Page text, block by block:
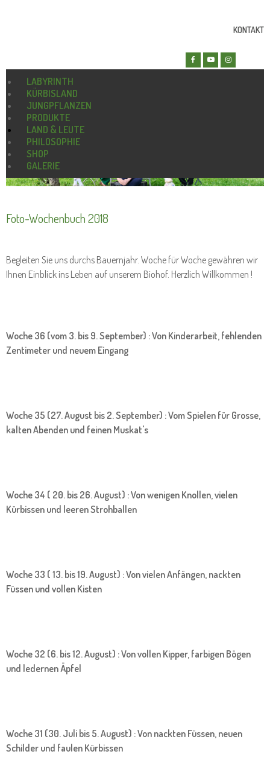
KONTAKT
LABYRINTH
KÜRBISLAND
JUNGPFLANZEN
PRODUKTE
LAND & LEUTE
PHILOSOPHIE
SHOP
GALERIE
Foto-Wochenbuch 2018
Begleiten Sie uns durchs Bauernjahr. Woche für Woche gewähren wir
Ihnen Einblick ins Leben auf unserem Biohof. Herzlich Willkommen !
Woche 36 (vom 3. bis 9. September) : Von Kinderarbeit, fehlenden
Zentimeter und neuem Eingang
Woche 35 (27. August bis 2. September) : Vom Spielen für Grosse,
kalten Abenden und feinen Muskat's
Woche 34 ( 20. bis 26. August) : Von wenigen Knollen, vielen
Kürbissen und leeren Strohballen
Woche 33 ( 13. bis 19. August) : Von vielen Anfängen, nackten
Füssen und vollen Kisten
Woche 32 (6. bis 12. August) : Von vollen Kipper, farbigen Bögen
und ledernen Äpfel
Woche 31 (30. Juli bis 5. August) : Von nackten Füssen, neuen
Schilder und faulen Kürbissen